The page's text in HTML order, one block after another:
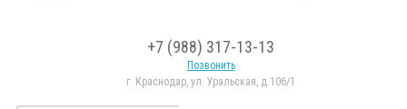
+7 (988) 317-13-13
Позвонить
г. Краснодар, ул. Уральская, д.106/1